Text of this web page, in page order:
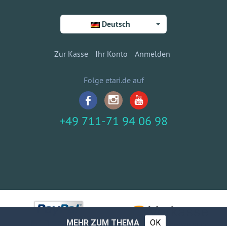
Deutsch
Zur Kasse Ihr Konto Anmelden
Folge etari.de auf
+49 711-71 94 06 98
MEHR ZUM THEMA OK